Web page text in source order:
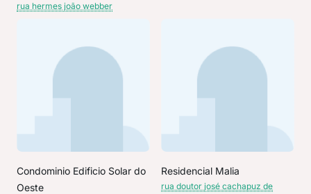
rua hermes joão webber
Condominio Edificio Solar do
Oeste
Residencial Malia
rua doutor josé cachapuz de